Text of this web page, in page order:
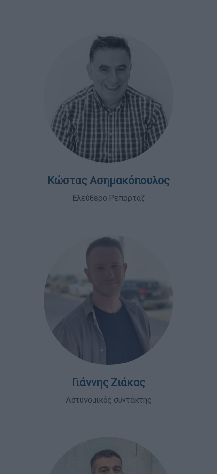
Κώστας Ασημακόπουλος
Ελεύθερο Ρεπορτάζ
Γιάννης Ζιάκας
Αστυνομικός συντάκτης